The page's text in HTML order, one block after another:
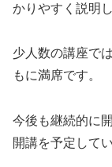
かりやすく説明し
少人数の講座で
もに満席です。
今後も継続的に
開講を予定してい